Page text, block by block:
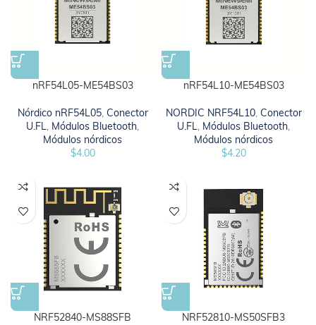
nRF54L05-ME54BS03
Nórdico nRF54L05, Conector
U.FL, Módulos Bluetooth,
Módulos nórdicos
$4.00
nRF54L10-ME54BS03
NORDIC NRF54L10, Conector
U.FL, Módulos Bluetooth,
Módulos nórdicos
$4.20
NRF52840-MS88SFB NRF52810-MS50SFB3